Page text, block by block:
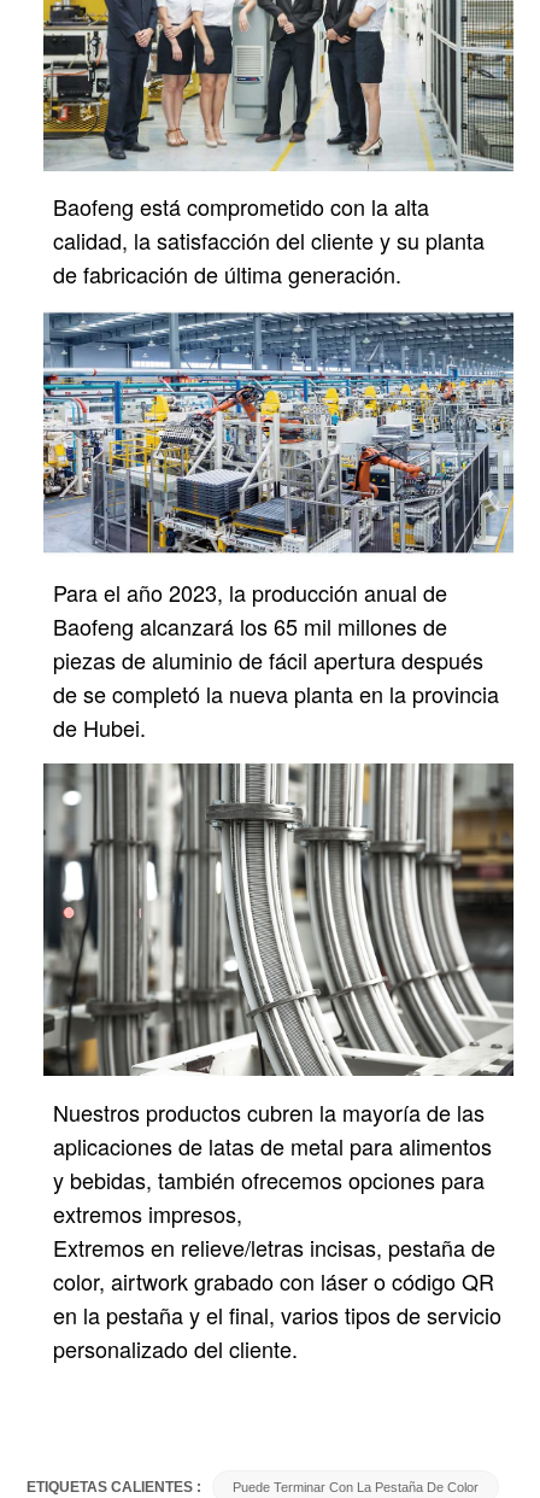
Baofeng está comprometido con la alta
calidad, la satisfacción del cliente y su planta
de fabricación de última generación.
Para el año 2023, la producción anual de
Baofeng alcanzará los 65 mil millones de
piezas de aluminio de fácil apertura después
dese completó la nueva planta en la provincia
de Hubei.
Nuestros productos cubren la mayoría de las
aplicaciones de latas de metal para alimentos
y bebidas, también ofrecemos opciones para
extremos impresos,
Extremos en relieve/letras incisas, pestaña de
color, airtwork grabado con láser o código QR
en la pestaña y el final, varios tipos de servicio
personalizado del cliente.
ETIQUETAS CALIENTES : Puede Terminar Con La Pestaña De Color